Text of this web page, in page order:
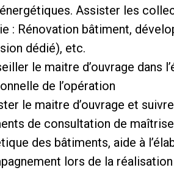
Assister les
: Rénovation bâtiment,
dédié), etc.
le maitre d’ouvrage dans
de l’opération
le maitre d’ouvrage et
de consultation de
des bâtiments, aide à
lors de la